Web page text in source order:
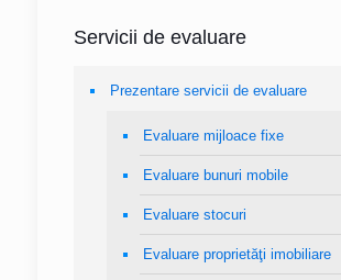
Servicii de evaluare
Prezentare servicii de evaluare
Evaluare mijloace fixe
Evaluare bunuri mobile
Evaluare stocuri
Evaluare proprietăţi imobiliare